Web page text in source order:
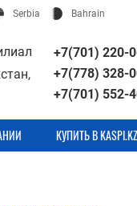
Serbia Bahrain
+7(701) 220-
+7(778) 328-
+7(701) 552-
КУПИТЬ В KASPI.KZ